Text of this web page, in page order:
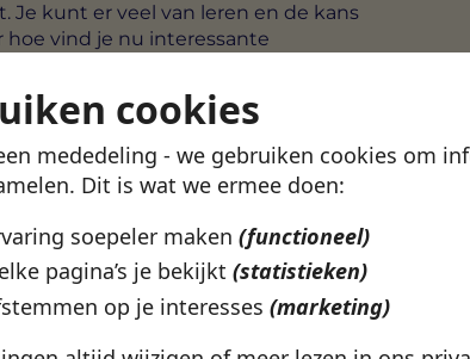
cookies
mededeling - we gebruiken cookies om
Dit is wat we ermee doen:
soepeler maken (functioneel)
pagina’s je bekijkt (statistieken)
op je interesses (marketing)
Je kunt er veel van leren en de kans
hoe vind je nu interessante
plekken voor het vinden van
maar ook traineeships in Groningen
Indeed, Monsterboard en
die zich voornamelijk richt op
kunt vinden. Bovendien bieden
Zo kun je bij Noorderlink
zijn op Noord-Nederland.